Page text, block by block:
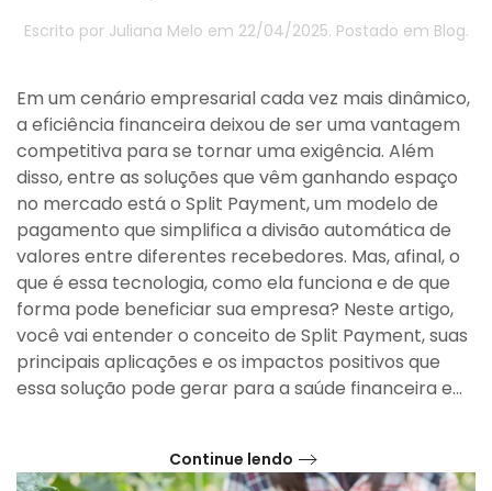
Escrito por Juliana Melo em 22/04/2025. Postado em Blog.
Em um cenário empresarial cada vez mais dinâmico,
a eficiência financeira deixou de ser uma vantagem
competitiva para se tornar uma exigência. Além
disso, entre as soluções que vêm ganhando espaço
no mercado está o Split Payment, um modelo de
pagamento que simplifica a divisão automática de
valores entre diferentes recebedores. Mas, afinal, o
que é essa tecnologia, como ela funciona e de que
forma pode beneficiar sua empresa? Neste artigo,
você vai entender o conceito de Split Payment, suas
principais aplicações e os impactos positivos que
essa solução pode gerar para a saúde financeira e...
Continue lendo